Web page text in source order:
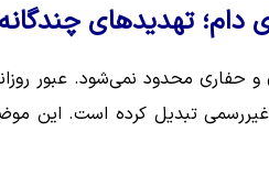
دام؛ تهدیدهای چندگانه
حفاری محدود نمی‌شود. عبور
تبدیل کرده است. این